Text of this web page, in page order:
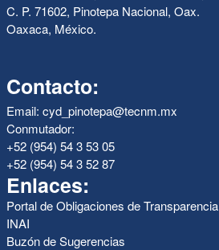
C. P. 71602, Pinotepa Nacional, Oax.
Oaxaca, México.
Contacto:
Email: cyd_pinotepa@tecnm.mx
Conmutador:
+52 (954) 54 3 53 05
+52 (954) 54 3 52 87
Enlaces:
Portal de Obligaciones de Transparencia
INAI
Buzón de Sugerencias